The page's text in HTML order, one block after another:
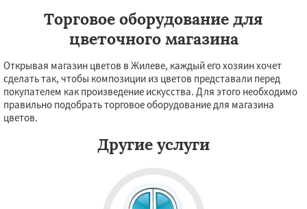
Торговое оборудование для
цветочного магазина
Открывая магазин цветов в Жилеве, каждый его хозяин хочет
сделать так, чтобы композиции из цветов представали перед
покупателем как произведение искусства. Для этого необходимо
правильно подобрать торговое оборудование для магазина
цветов.
Другие услуги